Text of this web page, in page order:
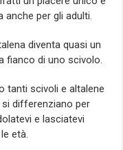
per gli adulti.
diventa quasi un
fianco di uno scivolo.
tanti scivoli e altalene
differenziano per
e lasciatevi
età.